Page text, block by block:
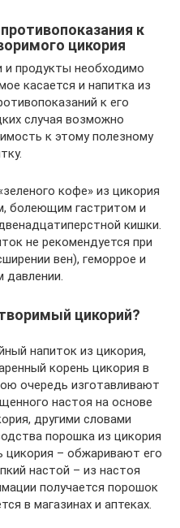
к
цикория
и продукты необходимо
касается и напитка из
к его
случая возможно
к этому полезному
кофе» из цикория
болеющим гастритом и
кишки.
не рекомендуется при
вен), геморрое и
давлении.
цикорий?
напиток из цикория,
корень цикория в
очередь изготавливают
настоя на основе
другими словами
порошка из цикория
цикория – обжаривают его
настой – из настоя
получается порошок
в магазинах и аптеках.